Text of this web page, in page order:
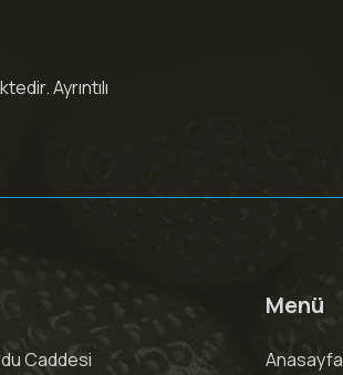
Ayrıntılı
Caddesi
Menü
Anasayfa